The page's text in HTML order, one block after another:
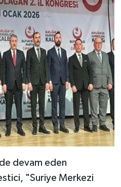
devam eden
"Suriye Merkezi